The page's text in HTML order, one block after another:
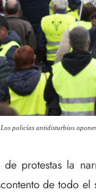
Los policías antidisturbios
de protestas la
de todo